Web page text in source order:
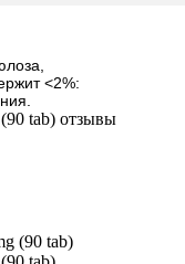
<2%:
tab) отзывы